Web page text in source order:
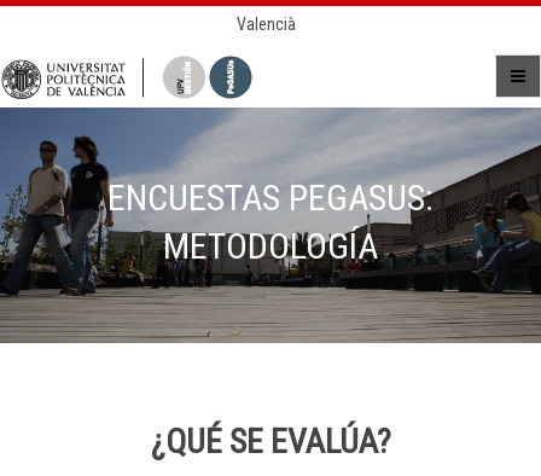
Valencià
ENCUESTAS PEGASUS:
METODOLOGÍA
¿QUÉ SE EVALÚA?